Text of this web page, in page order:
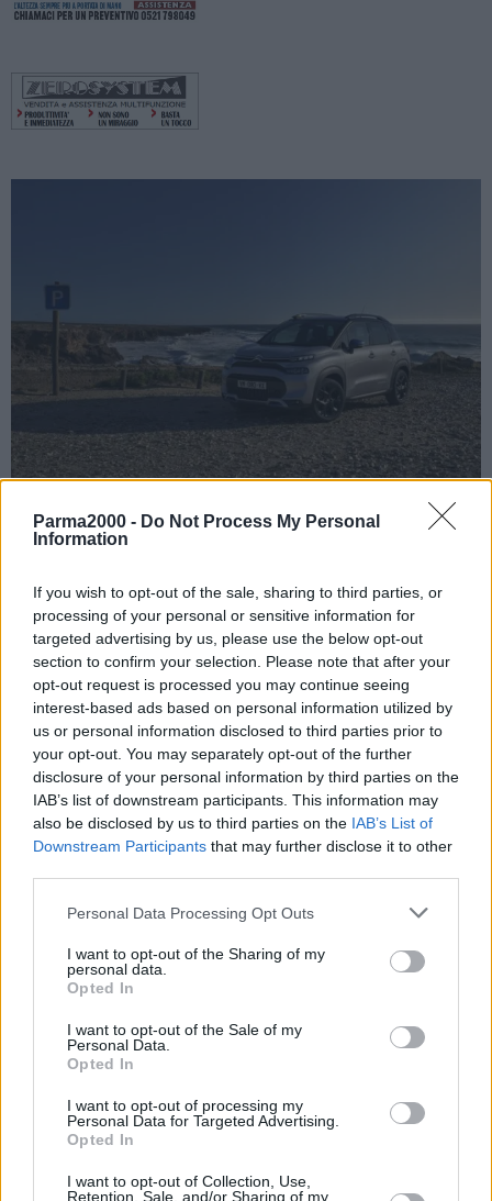
Parma2000 - Do Not Process My Personal
Information
If you wish to opt-out of the sale, sharing to third parties, or
processing of your personal or sensitive information for
targeted advertising by us, please use the below opt-out
section to confirm your selection. Please note that after your
opt-out request is processed you may continue seeing
interest-based ads based on personal information utilized by
us or personal information disclosed to third parties prior to
your opt-out. You may separately opt-out of the further
disclosure of your personal information by third parties on the
IAB’s list of downstream participants. This information may
also be disclosed by us to third parties on the IAB’s List of
Downstream Participants that may further disclose it to other
Personal Data Processing Opt Outs
I want to opt-out of the Sharing of my
personal data.
Opted In
I want to opt-out of the Sale of my
Personal Data.
Opted In
I want to opt-out of processing my
Personal Data for Targeted Advertising.
Opted In
I want to opt-out of Collection, Use,
Retention, Sale, and/or Sharing of my
TORINO (ITALPRESS) – Per la terza volta, SUV Citroèn C3
proposta sulla base della versione Shine, si arricchisce del Pack
Color “Anodised Blue”, di un nuovo ambiente interno con colori e
materiali nei toni “Blue Jeans” e di equipaggiamenti come i cerchi in
lega 17″ Origami Black di serie e i vetri posteriori oscurati. Il SUV
compatto del marchio della doppia freccia è un punto di riferimento
del suo segmento per la sua versatilità, modularità e abitabilità.
Caratteristiche che si adattano perfettamente alla pratica degli
sport all’aria aperta e al desiderio di avventura. Dotato di grande
carattere, orientato all’evasione all’insegna del comfort e dello stile.
“Questa nuova edizione C3 Aircross Rip Curl si basa sulle versioni
alto di gamma Shine e Shine Pack (UK) scelte da oltre il 60% dei
nostri clienti. Questa nuova proposta 2022, resa più dinamica dai
cerchi in lega da 17 pollici neri diamantati, richiama il tema
nuovo ambiente interno Blue Jeans valorizzante e rilassante,
abbinato ad equipaggiamenti che migliorano il benessere a bordo”
molto contenti di continuare la nostra collaborazione nei prossimi
due anni e di vederla concretizzarsi con l’arrivo di questa nuova
viaggio e lo spirito d’avventura, che Rip Curl definisce “Search” e
che è caro a tutti i surfisti” spiega Jean Sèbastien Estienne,
ordinabile dal 1° luglio. Arriverà nelle concessionarie a partire da